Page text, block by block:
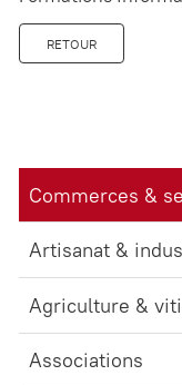
Commerces &
Artisanat &
Agriculture &
Associations
RETOUR